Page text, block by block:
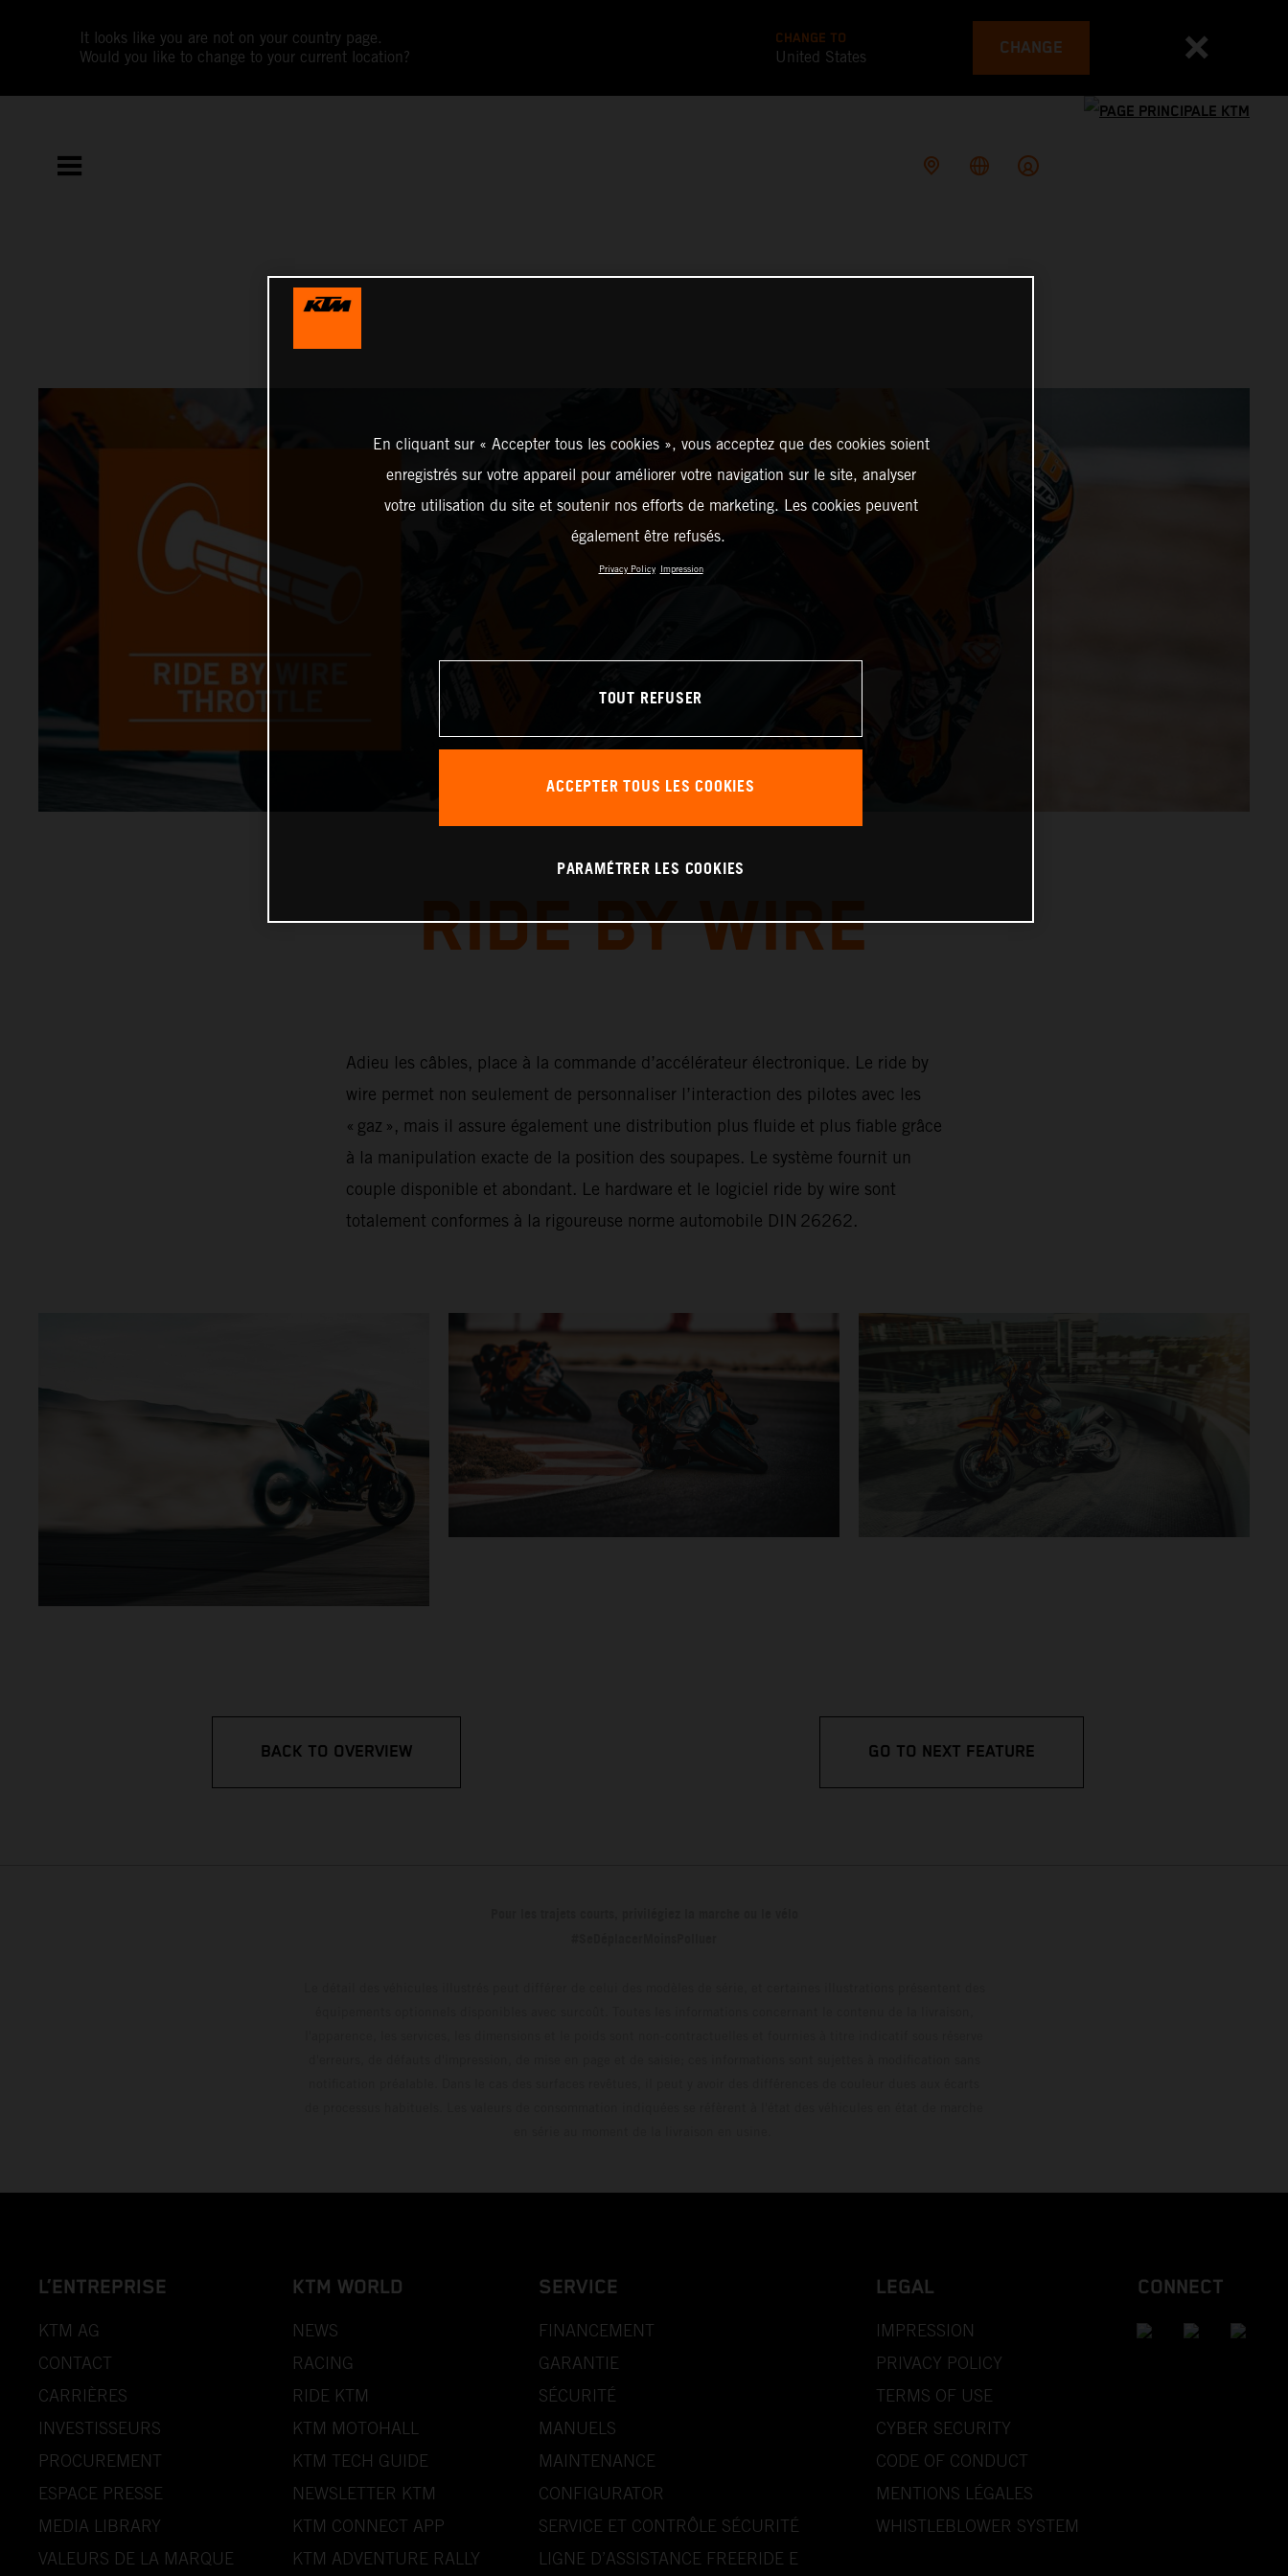
It looks like you are not on your country page.
Would you like to change to your current location?
CHANGE TO
United States CHANGE
RIDE BY WIRE
Adieu les câbles, place à la commande d’accélérateur électronique. Le ride by
wire permet non seulement de personnaliser l’interaction des pilotes avec les
« gaz », mais il assure également une distribution plus fluide et plus fiable grâce
à la manipulation exacte de la position des soupapes. Le système fournit un
couple disponible et abondant. Le hardware et le logiciel ride by wire sont
totalement conformes à la rigoureuse norme automobile DIN 26262.
BACK TO OVERVIEW GO TO NEXT FEATURE
L’ENTREPRISE
KTM AG
CONTACT
CARRIÈRES
INVESTISSEURS
PROCUREMENT
ESPACE PRESSE
MEDIA LIBRARY
VALEURS DE LA MARQUE
KTM WORLD
NEWS
RACING
RIDE KTM
KTM MOTOHALL
KTM TECH GUIDE
NEWSLETTER KTM
KTM CONNECT APP
KTM ADVENTURE RALLY
SERVICE
FINANCEMENT
GARANTIE
SÉCURITÉ
MANUELS
MAINTENANCE
CONFIGURATOR
SERVICE ET CONTRÔLE SÉCURITÉ
LIGNE D’ASSISTANCE FREERIDE E
LEGAL
IMPRESSION
PRIVACY POLICY
TERMS OF USE
CYBER SECURITY
CODE OF CONDUCT
MENTIONS LÉGALES
WHISTLEBLOWER SYSTEM
CONNECT
En cliquant sur « Accepter tous les cookies », vous acceptez que des cookies soient
enregistrés sur votre appareil pour améliorer votre navigation sur le site, analyser
votre utilisation du site et soutenir nos efforts de marketing. Les cookies peuvent
également être refusés.
Privacy Policy Impression
TOUT REFUSER
ACCEPTER TOUS LES COOKIES
PARAMÉTRER LES COOKIES